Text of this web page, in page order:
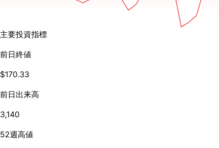
主要投資指標
前日終値
$170.33
前日出来高
3,140
52週高値